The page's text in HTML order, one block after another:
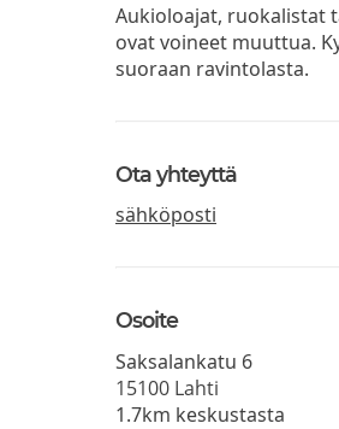
Aukioloajat, ruokalistat
ovat voineet muuttua.
suoraan ravintolasta.
Ota yhteyttä
sähköposti
Osoite
Saksalankatu 6
15100 Lahti
1.7km keskustasta